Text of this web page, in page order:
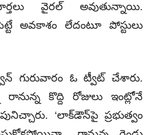
వైరల్‌ అవుతున్నాయి.
అవకాశం లేదంటూ పోస్టులు
గురువారం ఓ ట్వీట్‌ చేశారు.
కొద్ది రోజులు ఇంట్లోనే
‘లాక్‌డౌన్‌పై ప్రభుత్వం